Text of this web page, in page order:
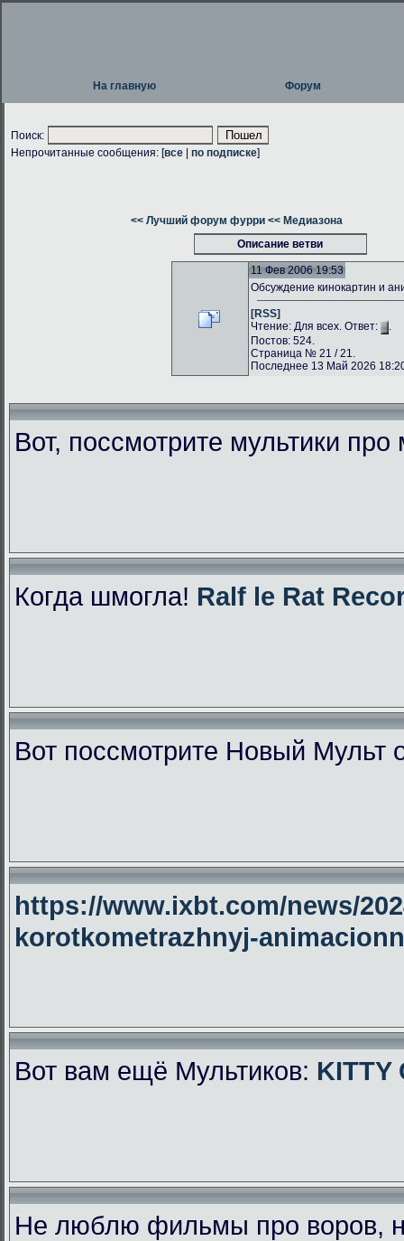
На главную Форум
Поиск:
Непрочитанные сообщения: [все по подписке]
<< Лучший форум фурри << Медиазона
Описание ветви
11 Фев 2006 19:53
Обсуждение кинокартин и
[RSS]
Чтение: Для всех. Ответ:
.
Постов: 524.
Страница № 21 / 21.
Последнее 13 Май 2026
Вот, поссмотрите мультики
Когда шмогла! Ralf le Rat
Вот поссмотрите Новый Мульт
https://www.ixbt.com/news/
korotkometrazhnyj-
Вот вам ещё Мультиков: KITTY
Не люблю фильмы про воров,